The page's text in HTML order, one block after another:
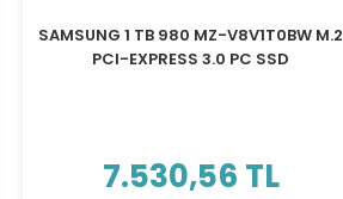
SAMSUNG 1 TB 980 MZ-V8V1T0BW M.2
PCI-EXPRESS 3.0 PC SSD
7.530,56 TL